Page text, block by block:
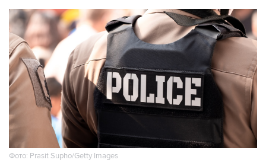
Фото: Prasit Supho/Getty Images